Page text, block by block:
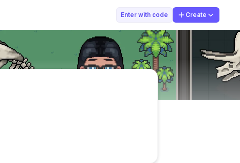
Enter with code Create
Didi Hadju